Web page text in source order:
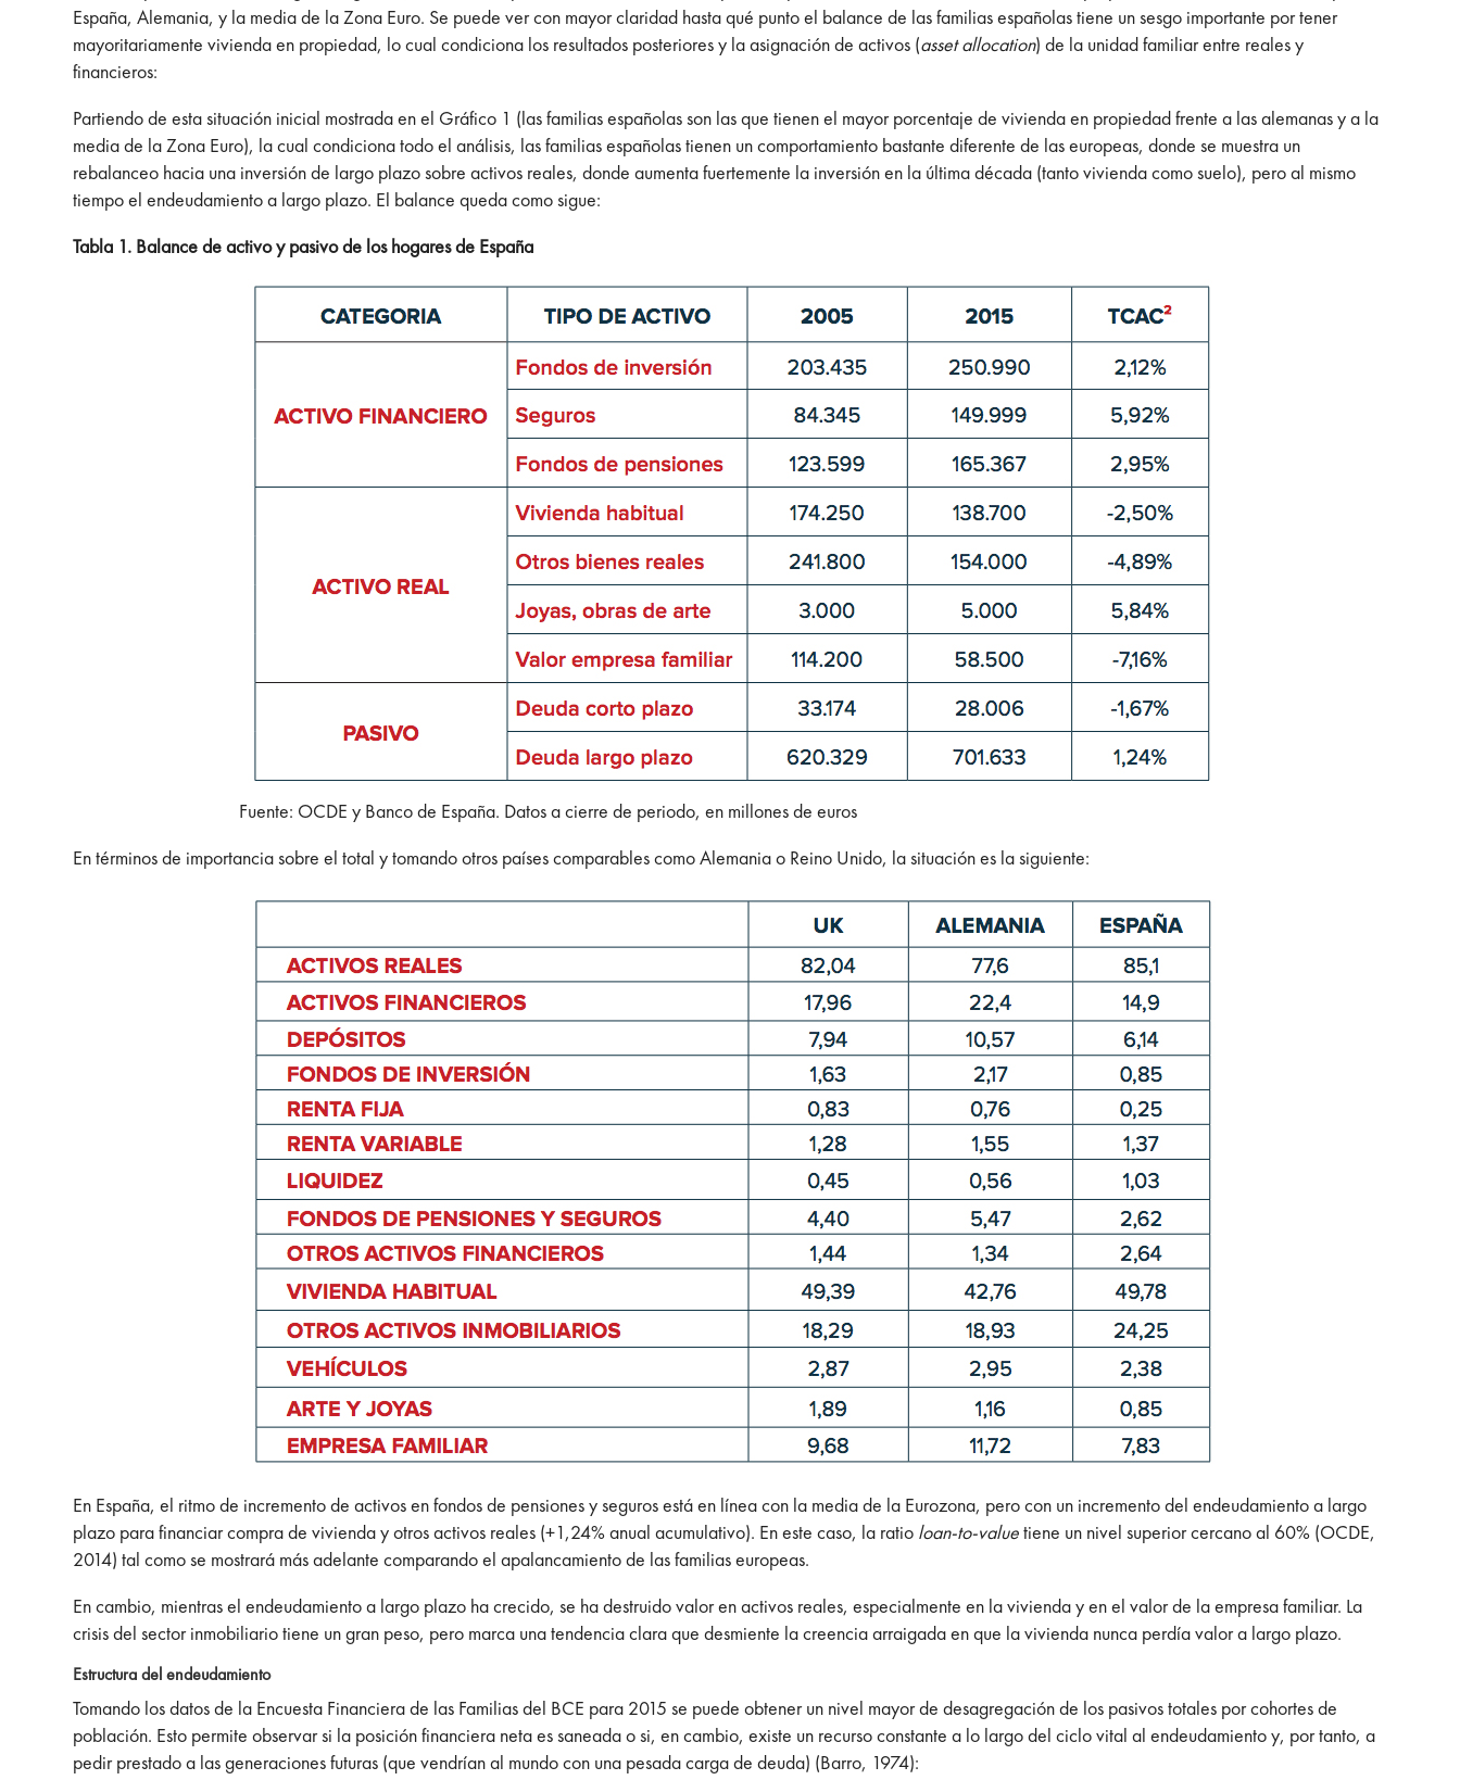
España, Alemania, y la media de la Zona Euro. Se puede ver con mayor claridad hasta qué punto el balance de las familias españolas tiene un sesgo importante por tener
mayoritariamente vivienda en propiedad, lo cual condiciona los resultados posteriores y la asignación de activos (asset allocation) de la unidad familiar entre reales y
financieros:
Partiendo de esta situación inicial mostrada en el Gráfico 1 (las familias españolas son las que tienen el mayor porcentaje de vivienda en propiedad frente a las alemanas y a la
media de la Zona Euro), la cual condiciona todo el análisis, las familias españolas tienen un comportamiento bastante diferente de las europeas, donde se muestra un
rebalanceo hacia una inversión de largo plazo sobre activos reales, donde aumenta fuertemente la inversión en la última década (tanto vivienda como suelo), pero al mismo
tiempo el endeudamiento a largo plazo. El balance queda como sigue:
Tabla 1. Balance de activo y pasivo de los hogares de España
Fuente: OCDE y Banco de España. Datos a cierre de periodo, en millones de euros
En términos de importancia sobre el total y tomando otros países comparables como Alemania o Reino Unido, la situación es la siguiente:
En España, el ritmo de incremento de activos en fondos de pensiones y seguros está en línea con la media de la Eurozona, pero con un incremento del endeudamiento a largo
plazo para financiar compra de vivienda y otros activos reales (+1,24% anual acumulativo). En este caso, la ratio loan-to-valuetiene un nivel superior cercano al 60% (OCDE,
2014) tal como se mostrará más adelante comparando el apalancamiento de las familias europeas.
En cambio, mientras el endeudamiento a largo plazo ha crecido, se ha destruido valor en activos reales, especialmente en la vivienda y en el valor de la empresa familiar. La
crisis del sector inmobiliario tiene un gran peso, pero marca una tendencia clara que desmiente la creencia arraigada en que la vivienda nunca perdía valor a largo plazo.
Estructura del endeudamiento
Tomando los datos de la Encuesta Financiera de las Familias del BCE para 2015 se puede obtener un nivel mayor de desagregación de los pasivos totales por cohortes de
población. Esto permite observar si la posición financiera neta es saneada o si, en cambio, existe un recurso constante a lo largo del ciclo vital al endeudamiento y, por tanto, a
pedir prestado a las generaciones futuras (que vendrían al mundo con una pesada carga de deuda) (Barro, 1974):